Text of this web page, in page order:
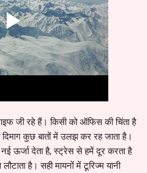
जी रहे हैं। किसी को ऑफिस की चिंता है
दिमाग कुछ बातों में उलझ कर रह जाता है।
नई ऊर्जा देता है, स्ट्रेस से हमें दूर करता है
है। सही मायनों में टूरिज्म यानी